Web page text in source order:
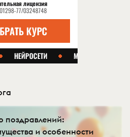
поздравлений:
и особенности